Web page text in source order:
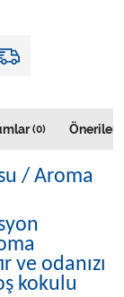
(0)
/ Aroma
ve odanızı
kokulu